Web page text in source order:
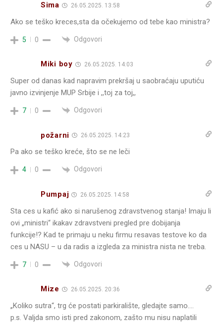
Sima 26.05.2025. 13:58
Ako se teško kreces,sta da očekujemo od tebe kao ministra?
5 0 Odgovori
Miki boy 26.05.2025. 14:03
Super od danas kad napravim prekršaj u saobraćaju uputiću
javno izvinjenje MUP Srbije i ,,toj za toj,,
7 0 Odgovori
požarni 26.05.2025. 14:23
Pa ako se teško kreće, što se ne leči
4 0 Odgovori
Pumpaj 26.05.2025. 14:58
Sta ces u kafić ako si narušenog zdravstvenog stanja! Imaju li
ovi „ministri“ ikakav zdravstveni pregled pre dobijanja
funkcije!? Kad te primaju u neku firmu resavas testove ko da
ces u NASU – u da radis a izgleda za ministra nista ne treba.
7 0 Odgovori
Mize 26.05.2025. 20:36
„Koliko sutra“, trg će postati parkiralište, gledajte samo….
p.s. Valjda smo isti pred zakonom, zašto mu nisu naplatili